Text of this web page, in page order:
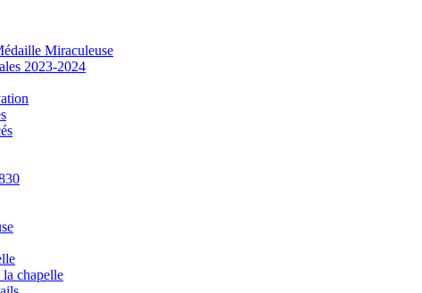
Miraculeuse
2023-2024
chapelle